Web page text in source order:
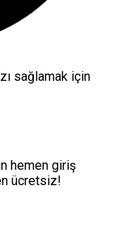
sağlamak için
hemen giriş
ücretsiz!